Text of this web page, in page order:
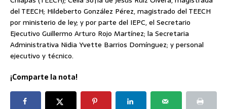
del TEECH; Hildeberto González Pérez, magistrado del TEECH
por ministerio de ley; y por parte del IEPC, el Secretario
Ejecutivo Guillermo Arturo Rojo Martínez; la Secretaria
Administrativa Nidia Yvette Barrios Domínguez; y personal
ejecutivo y técnico.
¡Comparte la nota!